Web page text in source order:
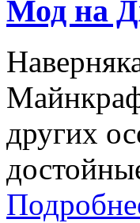
Мод на
других